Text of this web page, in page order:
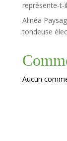
représente-t-
Alinéa
tondeuse
Aucun